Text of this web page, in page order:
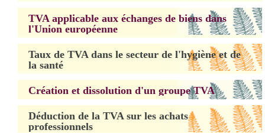
TVA applicable aux échanges de biens dans
l'Union européenne
Taux de TVA dans le secteur de l'hygiène et de
la santé
Création et dissolution d'un groupe TVA
Déduction de la TVA sur les achats
professionnels